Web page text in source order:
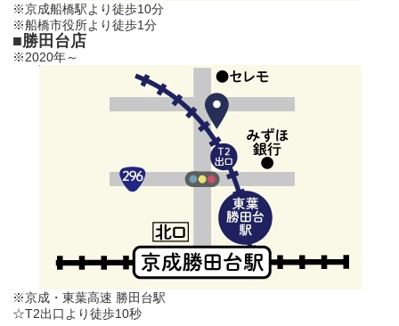
※京成船橋駅より徒歩10分
※船橋市役所より徒歩1分
■勝田台店
※2020年～
※京成・東葉高速 勝田台駅
☆T2出口より徒歩10秒